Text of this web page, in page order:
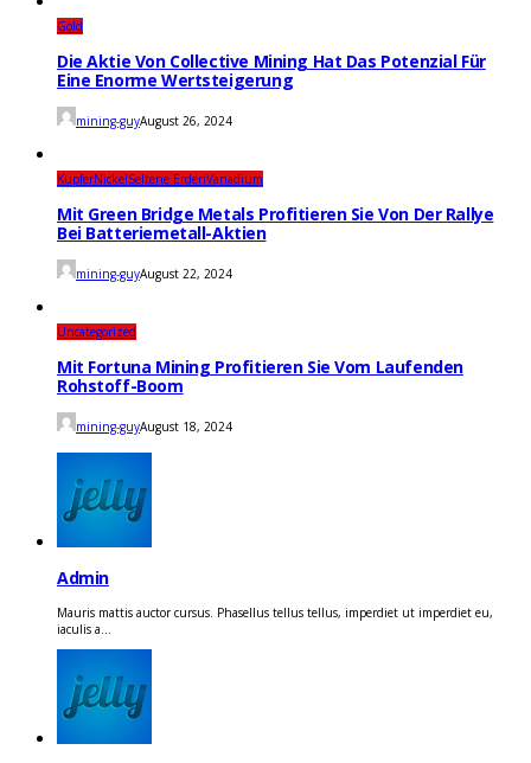
Gold
Die Aktie Von Collective Mining Hat Das Potenzial Für
Eine Enorme Wertsteigerung
mining-guyAugust 26, 2024
KupferNickelSeltene ErdenVanadium
Mit Green Bridge Metals Profitieren Sie Von Der Rallye
Bei Batteriemetall-Aktien
mining-guyAugust 22, 2024
Uncategorized
Mit Fortuna Mining Profitieren Sie Vom Laufenden
Rohstoff-Boom
mining-guyAugust 18, 2024
Admin
Mauris mattis auctor cursus. Phasellus tellus tellus, imperdiet ut imperdiet eu,
iaculis a...